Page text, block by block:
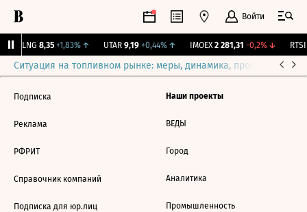
Войти
BLNG 8,35 +1,83%↑ UTAR 9,19 +0,44%↑ IMOEX 2 281,31 -0,2%↓ RTSI
Ситуация на топливном рынке: меры, динамика, прогнозы
Подписка
Реклама
РФРИТ
Справочник компаний
Подписка для юр.лиц
Наши проекты
ВЕДЫ
Город
Аналитика
Промышленность